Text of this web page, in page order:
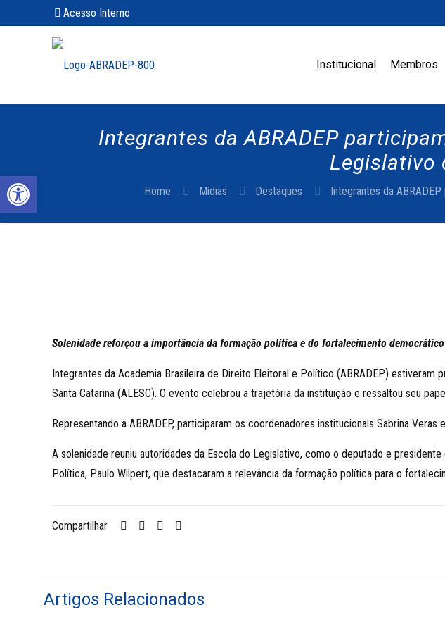
Acesso Interno
Institucional Membros
Integrantes da ABRADEP
Legislativo
Home Mídias Destaques Integrantes da
Solenidade reforçou a importância da formação política e do fortalecimento
Integrantes da Academia Brasileira de Direito Eleitoral e Político (ABRADEP)
Santa Catarina (ALESC). O evento celebrou a trajetória da instituição e ressaltou seu
Representando a ABRADEP, participaram os coordenadores institucionais Sabrina Veras
A solenidade reuniu autoridades da Escola do Legislativo, como o deputado e
Política, Paulo Wilpert, que destacaram a relevância da formação política para o
Compartilhar
Artigos Relacionados
Abrir a barra de ferramentas